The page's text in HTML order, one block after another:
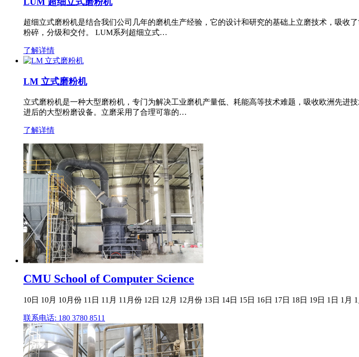
超细立式磨粉机是结合我们公司几年的磨机生产经验，它的设计和研究的基础上立磨技术，吸收
粉碎，分级和交付。 LUM系列超细立式…
了解详情
LM 立式磨粉机
立式磨粉机是一种大型磨粉机，专门为解决工业磨机产量低、耗能高等技术难题，吸收欧洲先进
进后的大型粉磨设备。立磨采用了合理可靠的…
了解详情
CMU School of Computer Science
10日 10月 10月份 11日 11月 11月份 12日 12月 12月份 13日 14日 15日 16日 17日 18日 19日 1日 1月
联系电话: 180 3780 8511